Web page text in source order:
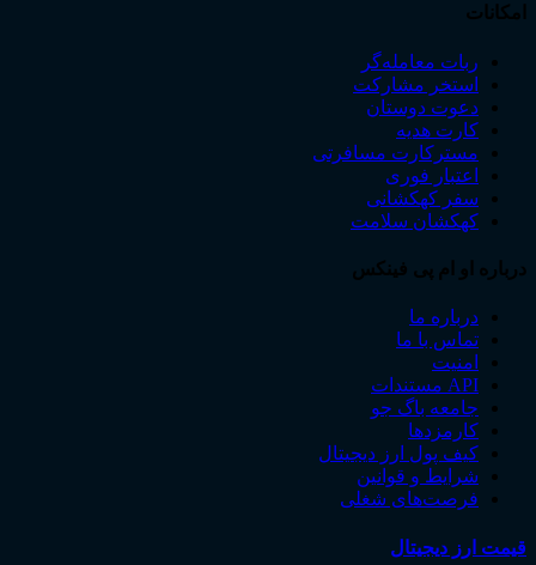
امکانات
ربات معامله‌گر
استخر مشارکت
دعوت دوستان
کارت هدیه
مسترکارت مسافرتی
اعتبار فوری
سفر کهکشانی
کهکشان سلامت
درباره او ام پی فینکس
درباره ما
تماس با ما
امنیت
API مستندات
جامعه باگ جو
کارمزدها
کیف پول ارز دیجیتال
شرایط و قوانین
فرصت‌های شغلی
قیمت ارز دیجیتال